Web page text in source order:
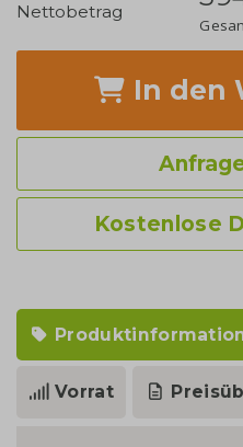
Nettobetrag
In den
Kostenlose
Vorrat